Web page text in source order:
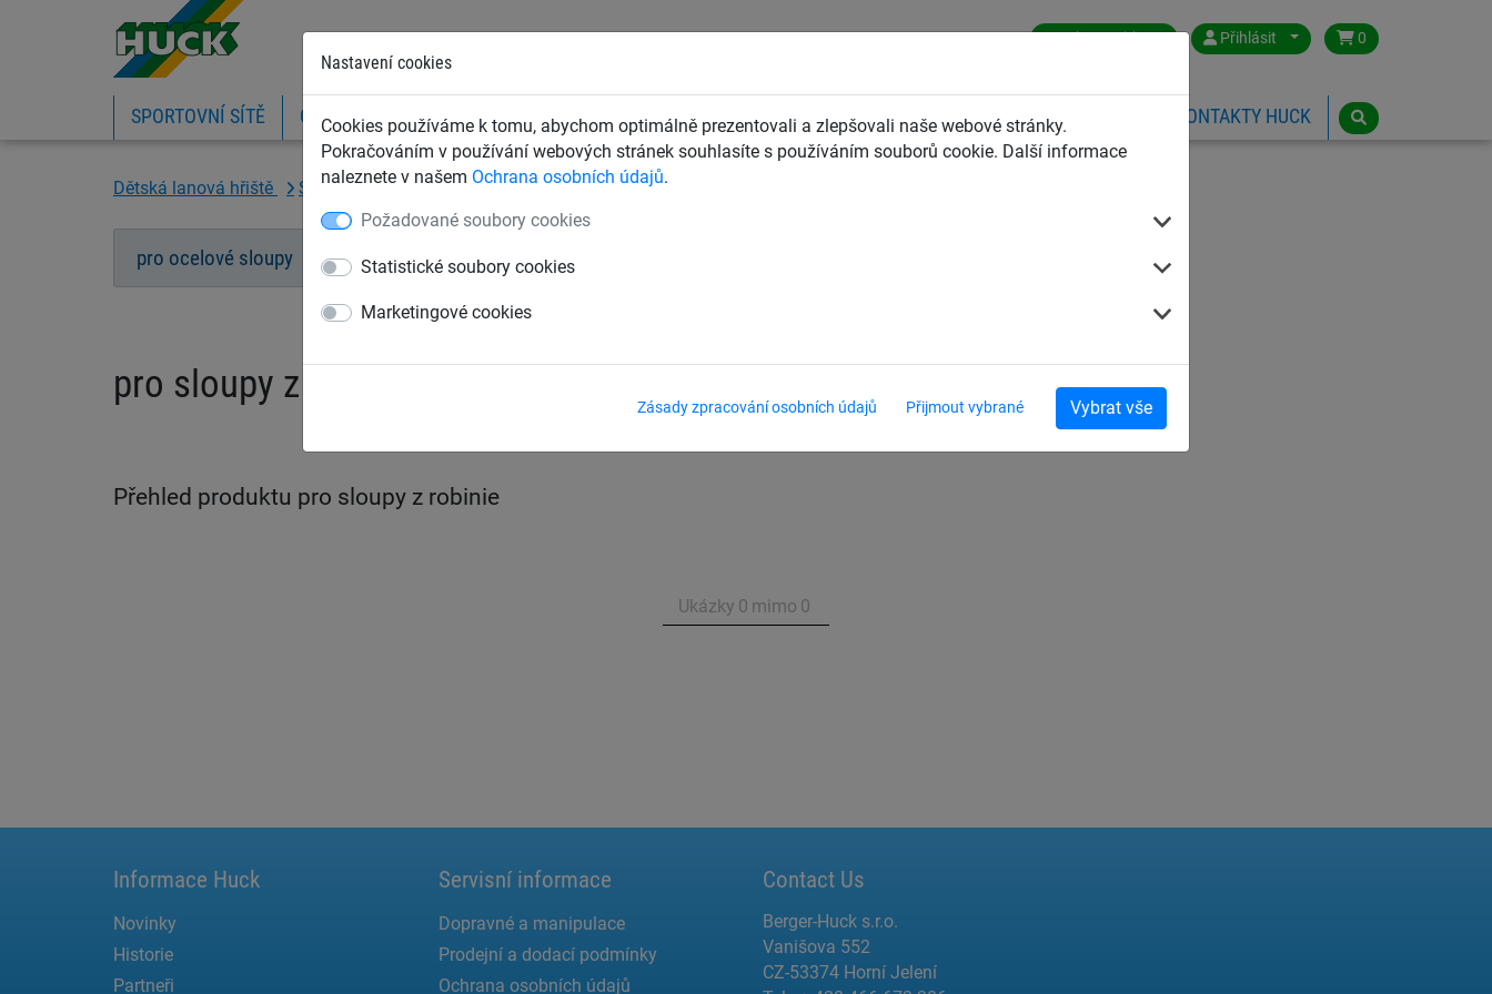
Nastavení cookies
Cookies používáme k tomu, abychom optimálně prezentovali a zlepšovali naše webové stránky.
Pokračováním v používání webových stránek souhlasíte s používáním souborů cookie. Další informace
naleznete v našem Ochrana osobních údajů.
Požadované soubory cookies
Statistické soubory cookies
Marketingové cookies
Zásady zpracování osobních údajů Přijmout vybrané Vybrat vše
Czech Republic Přihlásit 0
SPORTOVNÍ SÍTĚ OCHRANNÉ SÍTĚ A PLACHTY ZÁCHYTNÉ BEZPEČNOSTNÍ SÍTĚ DĚTSKÁ LANOVÁ HŘIŠTĚ KONTAKTY HUCK
Dětská lanová hřiště Systém Vario pro sloupy z robinie
pro ocelové sloupy pro sloupy z robinie
pro sloupy z robinie
Přehled produktu pro sloupy z robinie
Ukázky 0 mimo 0
Informace Huck
Novinky
Historie
Partneři
Servisní informace
Dopravné a manipulace
Prodejní a dodací podmínky
Ochrana osobních údajů
Contact Us
Berger-Huck s.r.o.
Vanišova 552
CZ-53374 Horní Jelení